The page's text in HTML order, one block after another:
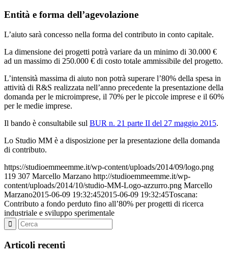
Entità e forma dell’agevolazione
L’aiuto sarà concesso nella forma del contributo in conto capitale.
La dimensione dei progetti potrà variare da un minimo di 30.000 €
ad un massimo di 250.000 € di costo totale ammissibile del progetto.
L’intensità massima di aiuto non potrà superare l’80% della spesa in
attività di R&S realizzata nell’anno precedente la presentazione della
domanda per le microimprese, il 70% per le piccole imprese e il 60%
per le medie imprese.
Il bando è consultabile sul BUR n. 21 parte II del 27 maggio 2015.
Lo Studio MM è a disposizione per la presentazione della domanda
di contributo.
https://studioemmeemme.it/wp-content/uploads/2014/09/logo.png
119 307 Marcello Marzano http://studioemmeemme.it/wp-
content/uploads/2014/10/studio-MM-Logo-azzurro.png Marcello
Marzano2015-06-09 19:32:452015-06-09 19:32:45Toscana:
Contributo a fondo perduto fino all’80% per progetti di ricerca
industriale e sviluppo sperimentale
Articoli recenti